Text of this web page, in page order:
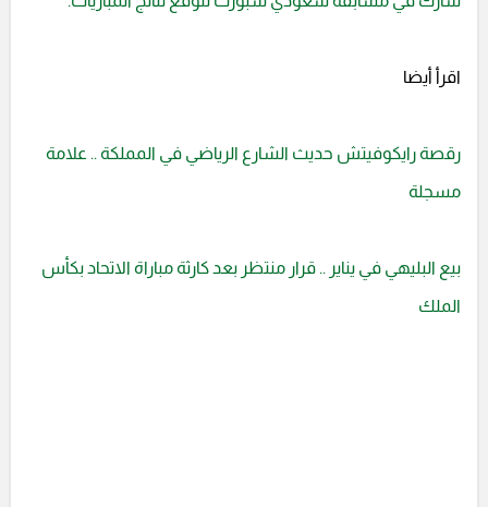
اقرأ أيضا
رقصة رايكوفيتش حديث الشارع الرياضي في المملكة .. علامة
مسجلة
بيع البليهي في يناير .. قرار منتظر بعد كارثة مباراة الاتحاد بكأس
الملك